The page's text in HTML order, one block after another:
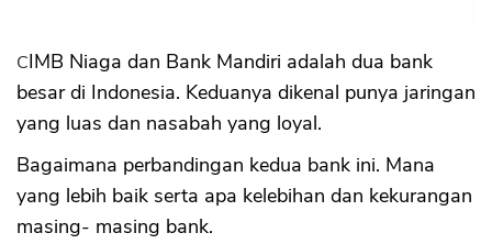
CIMB Niaga dan Bank Mandiri adalah dua bank
besar di Indonesia. Keduanya dikenal punya jaringan
yang luas dan nasabah yang loyal.
Bagaimana perbandingan kedua bank ini. Mana
yang lebih baik serta apa kelebihan dan kekurangan
masing- masing bank.